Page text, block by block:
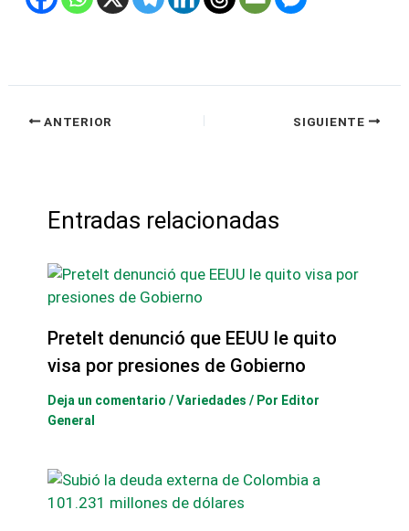
ANTERIOR SIGUIENTE
Entradas relacionadas
Pretelt denunció que EEUU le quito
visa por presiones de Gobierno
Deja un comentario /Variedades / Por Editor
General